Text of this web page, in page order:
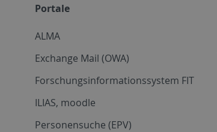
Portale
ALMA
Exchange Mail (OWA)
Forschungsinformationssystem FIT
ILIAS, moodle
Personensuche (EPV)